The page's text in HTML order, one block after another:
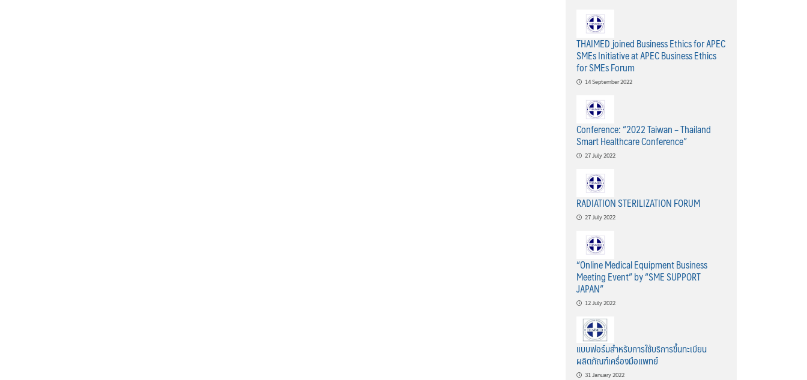
THAIMED joined Business Ethics for APEC
SMEs Initiative at APEC Business Ethics
for SMEs Forum
14 September 2022
Conference: “2022 Taiwan – Thailand
Smart Healthcare Conference”
27 July 2022
RADIATION STERILIZATION FORUM
27 July 2022
“Online Medical Equipment Business
Meeting Event” by “SME SUPPORT
JAPAN”
12 July 2022
แบบฟอร์มสำหรับการใช้บริการขึ้นทะเบียน
ผลิตภัณฑ์เครื่องมือแพทย์
31 January 2022